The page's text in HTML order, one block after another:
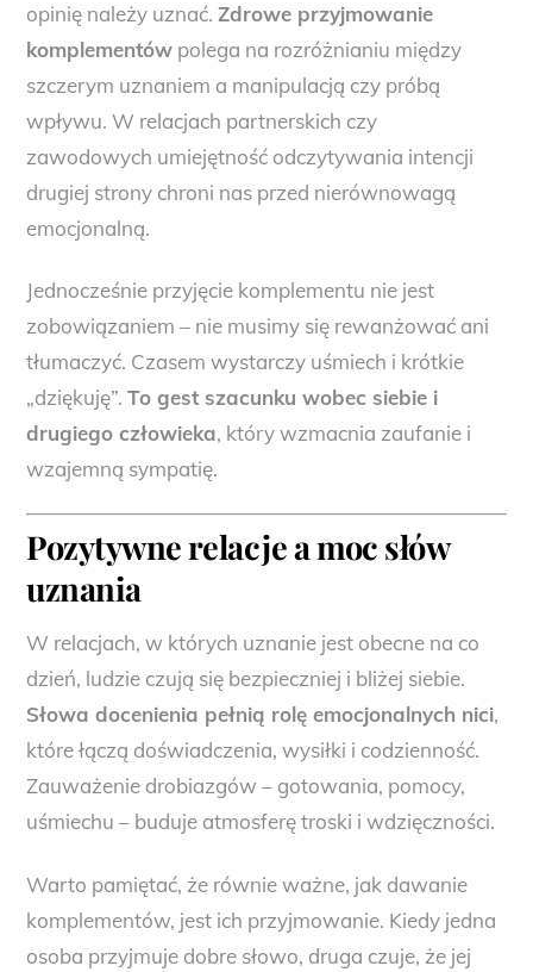
opinię należy uznać. Zdrowe przyjmowanie
komplementów polega na rozróżnianiu między
szczerym uznaniem a manipulacją czy próbą
wpływu. W relacjach partnerskich czy
zawodowych umiejętność odczytywania intencji
drugiej strony chroni nas przed nierównowagą
emocjonalną.
Jednocześnie przyjęcie komplementu nie jest
zobowiązaniem – nie musimy się rewanżować ani
tłumaczyć. Czasem wystarczy uśmiech i krótkie
„dziękuję”.To gest szacunku wobec siebie i
drugiego człowieka, który wzmacnia zaufanie i
wzajemną sympatię.
Pozytywne relacjea moc słów
uznania
W relacjach, w których uznanie jest obecne na co
dzień, ludzie czują się bezpieczniej i bliżej siebie.
Słowa docenienia pełnią rolę emocjonalnych nici,
które łączą doświadczenia, wysiłki i codzienność.
Zauważenie drobiazgów – gotowania, pomocy,
uśmiechu – buduje atmosferę troski i wdzięczności.
Warto pamiętać, że równie ważne, jak dawanie
komplementów, jest ich przyjmowanie. Kiedy jedna
osoba przyjmuje dobre słowo, druga czuje, że jej